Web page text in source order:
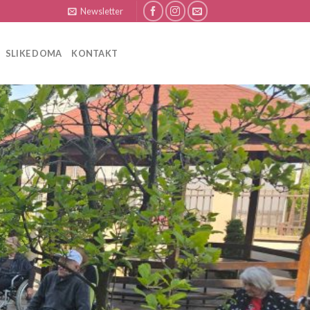
Newsletter
SLIKE DOMA KONTAKT
TREPEZARIJA